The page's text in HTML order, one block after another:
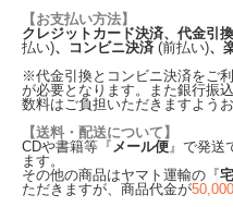
【お支払い方法】
クレジットカード決済、代金引
払い)、コンビニ決済 (前払い)、
※代金引換とコンビニ決済をご
が必要となります。また銀行振
数料はご負担いただきますよう
【送料・配送について】
CDや書籍等『 メール便 』で発送
ます。
その他の商品はヤマト運輸の『
ただきますが、商品代金が